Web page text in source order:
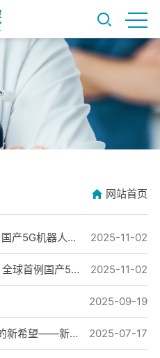
网站首页
全球首例！跨越4200公里，国产5G机器人完成远程微米级眼科手术 2025-11-02
跨越4200公里的“光明突破” 全球首例国产5G机器人远程微米级眼科手术成功完成 2025-11-02
2025-09-19
用科技的硬实力，点燃生命的新希望——新疆广播电视台带您探索兵团医院手术机器人 2025-07-17